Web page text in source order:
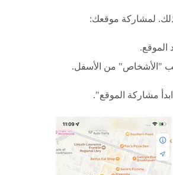
لمشاركة موقعك:
الموقع.
"الأشخاص" من الأسفل.
مشاركة الموقع".